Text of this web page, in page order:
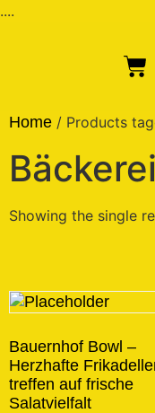
....
Home / Products
Showing the single
Bauernhof Bowl –
Herzhafte
treffen auf frische
Salatvielfalt